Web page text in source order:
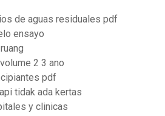
de aguas residuales pdf
ensayo
2 3 ano
pdf
tidak ada kertas
y clinicas